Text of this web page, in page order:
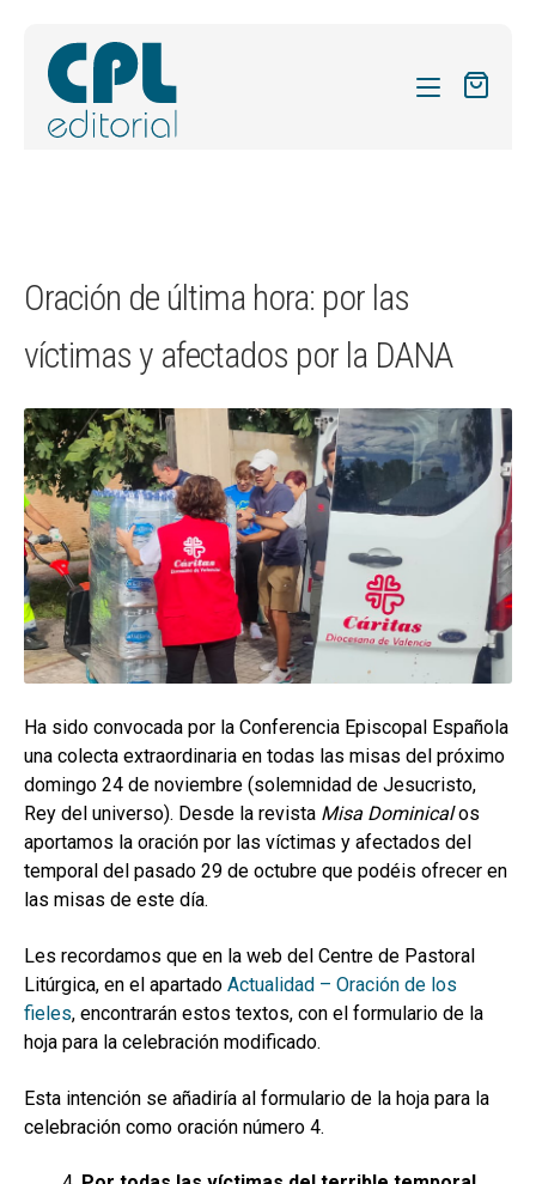
FORMAS
SOBRE NOSOTROS
menú
hijo
ACTUALIDAD
el
menú
hijo
BLOG
el
menú
hijo
CONTACTO
MI CUENTA
BUSCAR
CAT
Oración de última hora: por las
víctimas y afectados por la DANA
Ha sido convocada por la Conferencia Episcopal Española
una colecta extraordinaria en todas las misas del próximo
domingo 24 de noviembre (solemnidad de Jesucristo,
Rey del universo). Desde la revista Misa Dominicalos
aportamos la oración por las víctimas y afectados del
temporal del pasado 29 de octubre que podéis ofrecer en
las misas de este día.
Les recordamos que en la web del Centre de Pastoral
Litúrgica, en el apartado Actualidad – Oración de los
fieles, encontrarán estos textos, con el formulario de la
hoja para la celebración modificado.
Esta intención se añadiría al formulario de la hoja para la
celebración como oración número 4.